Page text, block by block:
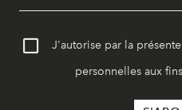
J'autorise par la
personnelles aux